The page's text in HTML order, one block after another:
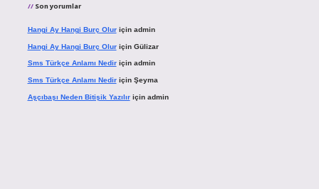
Son yorumlar
Hangi Ay Hangi Burç Oluriçin admin
Hangi Ay Hangi Burç Oluriçin Gülizar
Sms Türkçe Anlamı Nediriçin admin
Sms Türkçe Anlamı Nediriçin Şeyma
Aşçıbaşı Neden Bitişik Yazılıriçin admin